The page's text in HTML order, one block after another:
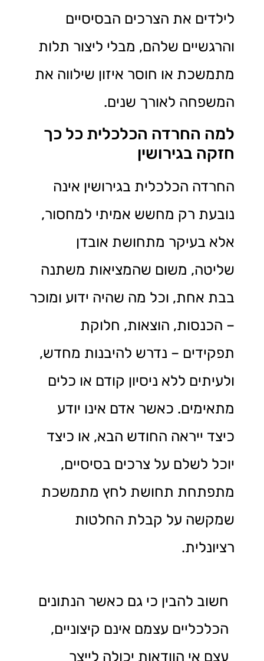
לילדים את הצרכים הבסיסיים
והרגשיים שלהם, מבלי ליצור תלות
מתמשכת או חוסר איזון שילווה את
המשפחה לאורך שנים.
למה החרדה הכלכלית כל כך
חזקה בגירושין
החרדה הכלכלית בגירושין אינה
נובעת רק מחשש אמיתי למחסור,
אלא בעיקר מתחושת אובדן
שליטה, משום שהמציאות משתנה
בבת אחת, וכל מה שהיה ידוע ומוכר
– הכנסות, הוצאות, חלוקת
תפקידים – נדרש להיבנות מחדש,
ולעיתים ללא ניסיון קודם או כלים
מתאימים. כאשר אדם אינו יודע
כיצד ייראה החודש הבא, או כיצד
יוכל לשלם על צרכים בסיסיים,
מתפתחת תחושת לחץ מתמשכת
שמקשה על קבלת החלטות
רציונלית.
חשוב להבין כי גם כאשר הנתונים
הכלכליים עצמם אינם קיצוניים,
עצם אי הוודאות יכולה לייצר